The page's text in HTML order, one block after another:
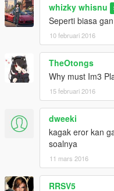
whizky whisnu
Seperti biasa gan
10 februari 2016
TheOtongs
Why must Im3
15 februari 2016
dweeki
kagak eror kan
soalnya
11 mars 2016
RRSV5